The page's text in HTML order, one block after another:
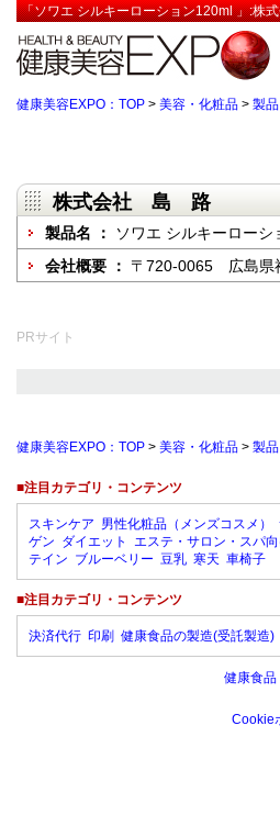
「ソワエ シルキーローション120ml 」:
健康美容EXPO：TOP > 美容・化粧品 > 製品
株式会社 島 路
製品名 ：
ソワエ シルキーローシ
会社概要 ： 〒720-0065 広島県
PRサイト
健康美容EXPO：TOP > 美容・化粧品 > 製品
■注目カテゴリ・コンテンツ
スキンケア 男性化粧品（メンズコスメ）
ゲン ダイエット エステ・サロン・スパ
テイン ブルーベリー 豆乳 寒天 車椅子
■注目カテゴリ・コンテンツ
決済代行 印刷 健康食品の製造(受託製造)
健康食品
Cookie